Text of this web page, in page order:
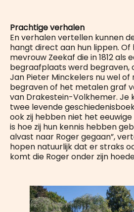
Prachtige verhalen
En verhalen vertellen kunnen
hangt direct aan hun lippen.
mevrouw Zeekaf die in 1812 als
begraafplaats werd begraven,
Jan Pieter Minckelers nu wel of
begraven of het metalen graf
van Drakestein-Volkhemer. Je
twee levende
ook zij hebben niet het
is hoe zij hun kennis hebben
alvast naar Roger gegaan”,
hopen natuurlijk dat er straks
komt die Roger onder zijn